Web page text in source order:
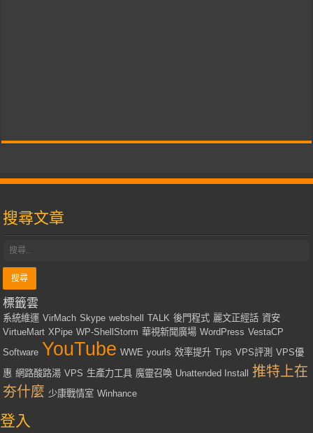
搜尋文章
標籤雲
系統維運 VirMach Skype webshell TALK 後門程式 麗文正經話 資安
VirtueMart XPipe WP-ShellStorm 華視新聞廣場 WordPress VestaCP
Software YouTube WWE yourls 效率提升 Tips VPS評測 VPS優
惠 網路酸路湯 VPS 生產力工具 魔靈召喚 Unattended Install 推特上在
夯什麼 少康戰情室 Winhance
登入